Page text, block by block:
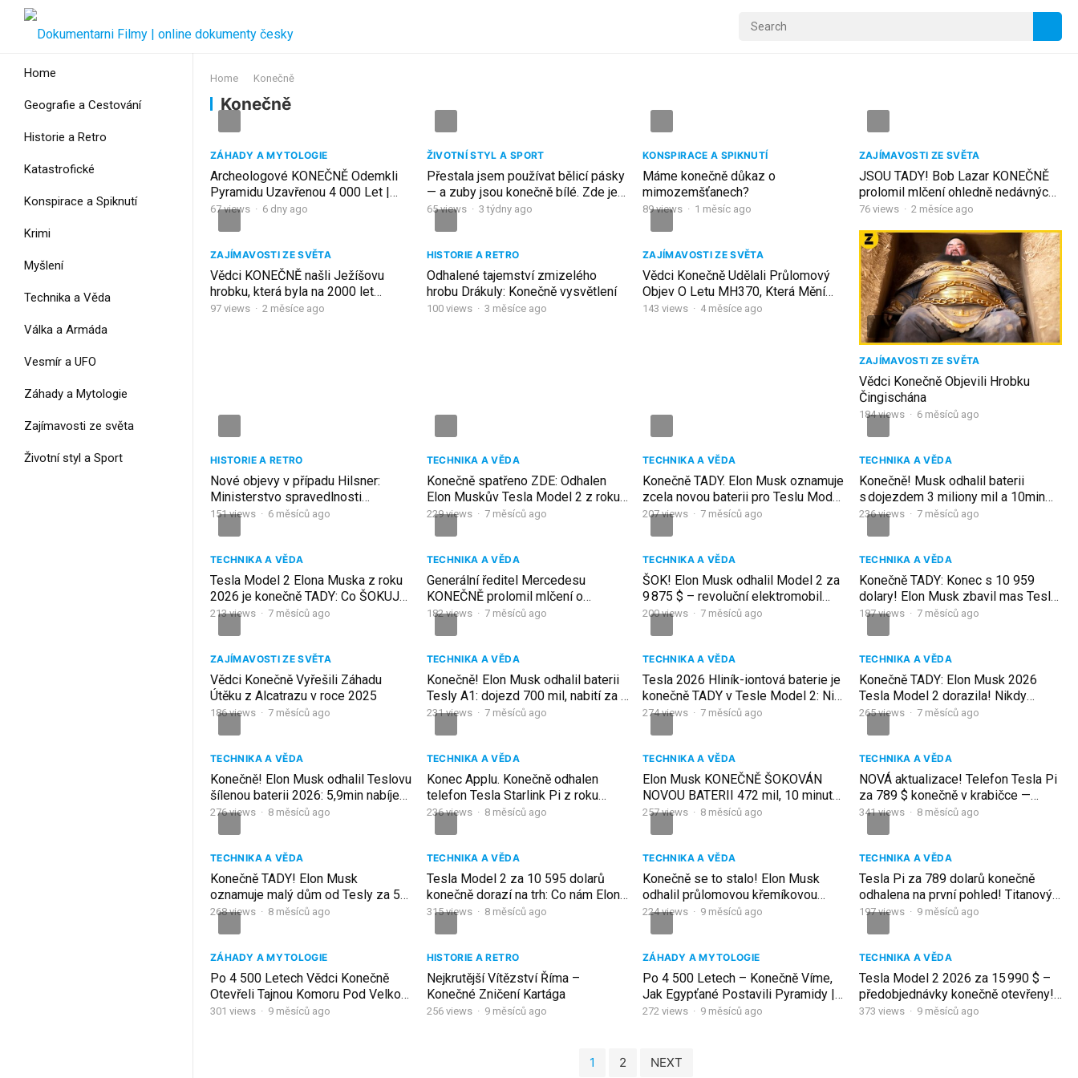
Home
Geografie a Cestování
Historie a Retro
Katastrofické
Konspirace a Spiknutí
Krimi
Myšlení
Technika a Věda
Válka a Armáda
Vesmír a UFO
Záhady a Mytologie
Zajímavosti ze světa
Životní styl a Sport
Home Konečně
Konečně
ZÁHADY A MYTOLOGIE
Archeologové KONEČNĚ Odemkli
Pyramidu Uzavřenou 4 000 Let |
Historický Dokument
67views · 6 dny ago
ŽIVOTNÍ STYL A SPORT
Přestala jsem používat bělicí pásky
— a zuby jsou konečně bílé. Zde je
proč
65views · 3 týdny ago
KONSPIRACE A SPIKNUTÍ
Máme konečně důkaz o
mimozemšťanech?
89views · 1 měsíc ago
ZAJÍMAVOSTI ZE SVĚTA
JSOU TADY! Bob Lazar KONEČNĚ
prolomil mlčení ohledně nedávných
pozorování UFO
76views · 2 měsíce ago
ZAJÍMAVOSTI ZE SVĚTA
Vědci KONEČNĚ našli Ježíšovu
hrobku, která byla na 2000 let
zapečetěna!
97 views · 2 měsíce ago
HISTORIE A RETRO
Odhalené tajemství zmizelého
hrobu Drákuly: Konečně vysvětlení
100views · 3 měsíce ago
ZAJÍMAVOSTI ZE SVĚTA
Vědci Konečně Udělali Průlomový
Objev O Letu MH370, Která Mění
Vše!
143 views · 4 měsíce ago
ZAJÍMAVOSTI ZE SVĚTA
Vědci Konečně Objevili Hrobku
Čingischána
184views · 6 měsíců ago
HISTORIE A RETRO
Nové objevy v případu Hilsner:
Ministerstvo spravedlnosti
(konečně) zasahuje
151views · 6 měsíců ago
TECHNIKA A VĚDA
Konečně spatřeno ZDE: Odhalen
Elon Muskův Tesla Model 2 z roku
2026: Co je uvnitř???
229views · 7 měsíců ago
TECHNIKA A VĚDA
Konečně TADY. Elon Musk oznamuje
zcela novou baterii pro Teslu Model
2 2026: Nikdy nebyla levnější!!
207views · 7 měsíců ago
TECHNIKA A VĚDA
Konečně! Musk odhalil baterii
s dojezdem 3 miliony mil a 10min
nabíjením – Tesla se mění!
236views · 7 měsíců ago
TECHNIKA A VĚDA
Tesla Model 2 Elona Muska z roku
2026 je konečně TADY: Co ŠOKUJE
celé odvětví?
213views · 7 měsíců ago
TECHNIKA A VĚDA
Generální ředitel Mercedesu
KONEČNĚ prolomil mlčení o
Porsche a je to špatné
182views · 7 měsíců ago
TECHNIKA A VĚDA
ŠOK! Elon Musk odhalil Model 2 za
9 875 $ – revoluční elektromobil
2026 je konečně tady!
200views · 7 měsíců ago
TECHNIKA A VĚDA
Konečně TADY: Konec s 10 959
dolary! Elon Musk zbavil mas Tesly
Model 2 z roku 2026!
187views · 7 měsíců ago
ZAJÍMAVOSTI ZE SVĚTA
Vědci Konečně Vyřešili Záhadu
Útěku z Alcatrazu v roce 2025
186views · 7 měsíců ago
TECHNIKA A VĚDA
Konečně! Elon Musk odhalil baterii
Tesly A1: dojezd 700 mil, nabití za 5
minut!
231views · 7 měsíců ago
TECHNIKA A VĚDA
Tesla 2026 Hliník-iontová baterie je
konečně TADY v Tesle Model 2: Ničí
masový trh! P1
274views · 7 měsíců ago
TECHNIKA A VĚDA
Konečně TADY: Elon Musk 2026
Tesla Model 2 dorazila! Nikdy
nebyla levnější!
265views · 7 měsíců ago
TECHNIKA A VĚDA
Konečně! Elon Musk odhalil Teslovu
šílenou baterii 2026: 5,9min nabíjení
ničí celý EV průmysl!
276views · 8 měsíců ago
TECHNIKA A VĚDA
Konec Applu. Konečně odhalen
telefon Tesla Starlink Pi z roku
2026: ŠOKUJÍCÍ první pohled!
236views · 8 měsíců ago
TECHNIKA A VĚDA
Elon Musk KONEČNĚ ŠOKOVÁN
NOVOU BATERII 472 mil, 10 minut
nabíjení a 1 milion km! Co je uvnitř?
257views · 8 měsíců ago
TECHNIKA A VĚDA
NOVÁ aktualizace! Telefon Tesla Pi
za 789 $ konečně v krabičce —
STARLINK zdarma ničí iPhone 17!
341views · 8 měsíců ago
TECHNIKA A VĚDA
Konečně TADY! Elon Musk
oznamuje malý dům od Tesly za 5
678 dolarů: Co je na tom
268views · 8 měsíců ago
TECHNIKA A VĚDA
Tesla Model 2 za 10 595 dolarů
konečně dorazí na trh: Co nám Elon
Musk neřekl?
315views · 8 měsíců ago
TECHNIKA A VĚDA
Konečně se to stalo! Elon Musk
odhalil průlomovou křemíkovou
baterii, která změnila celé odvětví!
224views · 9 měsíců ago
TECHNIKA A VĚDA
Tesla Pi za 789 dolarů konečně
odhalena na první pohled! Titanový
rám a obří baterie KONEC iPhonu 17
197views · 9 měsíců ago
ZÁHADY A MYTOLOGIE
Po 4 500 Letech Vědci Konečně
Otevřeli Tajnou Komoru Pod Velkou
Pyramidou | Dokument
301 views · 9 měsíců ago
HISTORIE A RETRO
Nejkrutější Vítězství Říma –
Konečné Zničení Kartága
256views · 9 měsíců ago
ZÁHADY A MYTOLOGIE
Po 4 500 Letech – Konečně Víme,
Jak Egypťané Postavili Pyramidy |
Dokument
272 views · 9 měsíců ago
TECHNIKA A VĚDA
Tesla Model 2 2026 za 15 990 $ –
předobjednávky konečně otevřeny!
Musk odhaluje 5 změn designu
373 views · 9 měsíců ago
1 2 NEXT